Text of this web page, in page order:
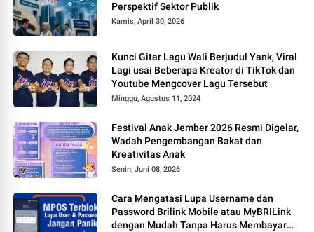
Perspektif Sektor Publik
Kamis, April 30, 2026
Kunci Gitar Lagu Wali Berjudul Yank, Viral
Lagi usai Beberapa Kreator di TikTok dan
Youtube Mengcover Lagu Tersebut
Minggu, Agustus 11, 2024
Festival Anak Jember 2026 Resmi Digelar,
Wadah Pengembangan Bakat dan
Kreativitas Anak
Senin, Juni 08, 2026
Cara Mengatasi Lupa Username dan
Password Brilink Mobile atau MyBRILink
dengan Mudah Tanpa Harus Membayar